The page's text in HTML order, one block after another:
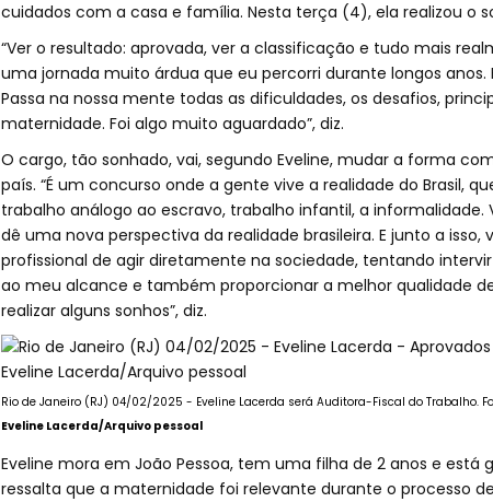
cuidados com a casa e família. Nesta terça (4), ela realizou o
“Ver o resultado: aprovada, ver a classificação e tudo mais
uma jornada muito árdua que eu percorri durante longos
Passa na nossa mente todas as dificuldades, os desafios,
maternidade. Foi algo muito aguardado”, diz.
O cargo, tão sonhado, vai, segundo Eveline, mudar a forma
país. “É um concurso onde a gente vive a realidade do Brasil,
trabalho análogo ao escravo, trabalho infantil, a informalidade.
dê uma nova perspectiva da realidade brasileira. E junto a isso,
profissional de agir diretamente na sociedade, tentando
ao meu alcance e também proporcionar a melhor qualidade
realizar alguns sonhos”, diz.
Rio de Janeiro (RJ) 04/02/2025 - Eveline Lacerda será Auditora-Fiscal do Trabalho.
Eveline Lacerda/Arquivo pessoal
Eveline mora em João Pessoa, tem uma filha de 2 anos e está
ressalta que a maternidade foi relevante durante o processo